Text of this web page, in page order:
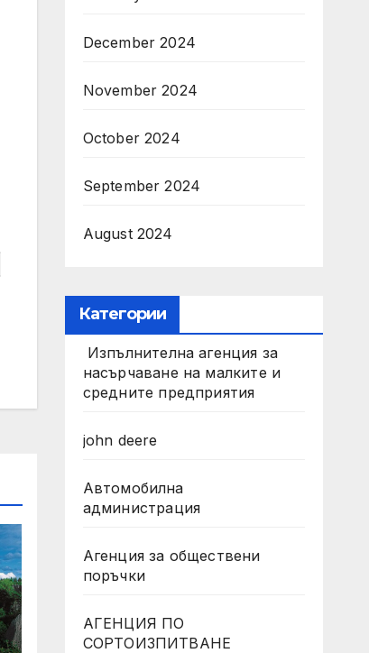
December 2024
November 2024
October 2024
September 2024
August 2024
Категории
Изпълнителна агенция за
насърчаване на малките и
средните предприятия
john deere
Автомобилна
администрация
Агенция за обществени
поръчки
АГЕНЦИЯ ПО
СОРТОИЗПИТВАНЕ